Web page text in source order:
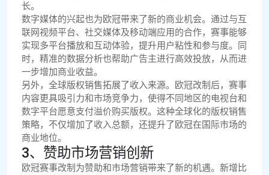
长。
数字媒体的兴起也为欧冠带来了新的商业机会。通过与互
联网视频平台、社交媒体及移动端应用的合作，赛事能够
实现多平台播放和互动体验，提升用户粘性和参与度。同
时，精准的数据分析也帮助广告主进行高效投放，从而进
一步增加商业收益。
另外，全球版权销售拓展了收入来源。欧冠改制后，赛事
内容更具吸引力和市场竞争力，使得不同地区的电视台和
数字平台愿意支付溢价购买版权。这种全球化的版权销售
策略，不仅增加了收入总额，还提升了欧冠在国际市场的
商业地位。
3、赞助市场营销创新
欧冠赛事改制为赞助和市场营销带来了新的机遇。新增比